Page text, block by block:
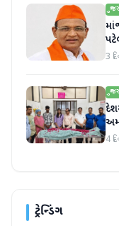
3
4
ટ્રેન્ડિંગ